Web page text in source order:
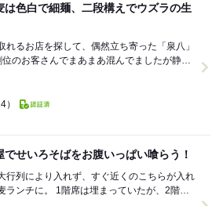
は色白で細麺、二段構えでウズラの生
るお店を探して、偶然立ち寄った「泉八」
のお客さんでまあまあ混んでましたが静か
）
せいろそばをお腹いっぱい喰らう！
行列により入れず、すぐ近くのこちらが入れ
っていたが、2階の